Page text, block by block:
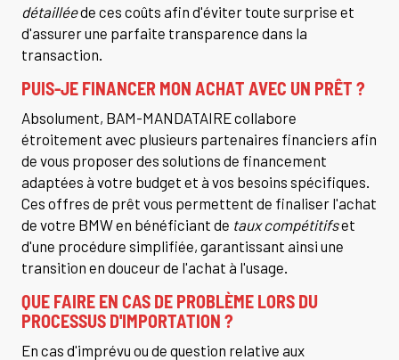
détailléede ces coûts afin d'éviter toute surprise et
d'assurer une parfaite transparence dans la
transaction.
PUIS-JE FINANCER MON ACHAT AVEC UN PRÊT ?
Absolument, BAM-MANDATAIRE collabore
étroitement avec plusieurs partenaires financiers afin
de vous proposer des solutions de financement
adaptées à votre budget et à vos besoins spécifiques.
Ces offres de prêt vous permettent de finaliser l'achat
de votre BMW en bénéficiant de taux compétitifset
d'une procédure simplifiée, garantissant ainsi une
transition en douceur de l'achat à l'usage.
QUE FAIRE EN CAS DE PROBLÈME LORS DU
PROCESSUS D'IMPORTATION ?
En cas d'imprévu ou de question relative aux